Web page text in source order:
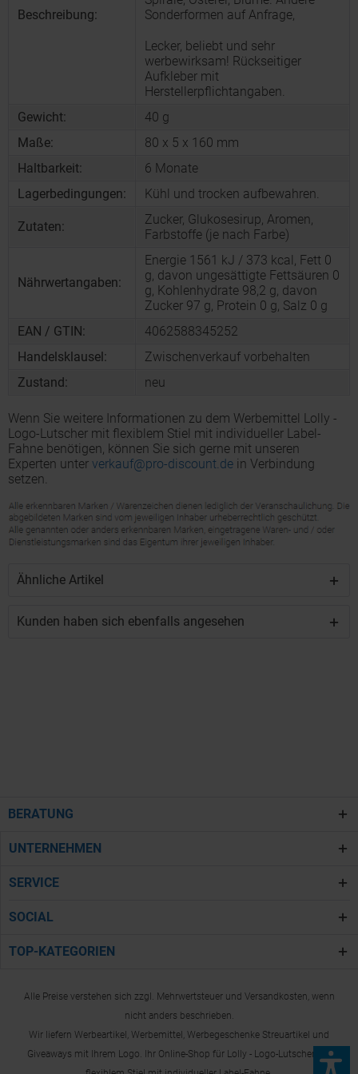
Beschreibung:
Sonderformen auf Anfrage,
Lecker, beliebt und sehr
werbewirksam! Rückseitiger
Aufkleber mit
Herstellerpflichtangaben.
Gewicht:
40 g
Maße:
80 x 5 x 160 mm
Haltbarkeit:
6 Monate
Lagerbedingungen:
Kühl und trocken aufbewahren.
Zutaten:
Zucker, Glukosesirup, Aromen,
Farbstoffe (je nach Farbe)
Nährwertangaben:
Energie 1561 kJ / 373 kcal, Fett 0
g, davon ungesättigte Fettsäuren 0
g, Kohlenhydrate 98,2 g, davon
Zucker 97 g, Protein 0 g, Salz 0 g
EAN / GTIN:
4062588345252
Handelsklausel:
Zwischenverkauf vorbehalten
Zustand:
neu
Wenn Sie weitere Informationen zu dem Werbemittel Lolly -
Logo-Lutscher mit flexiblem Stiel mit individueller Label-
Fahne benötigen, können Sie sich gerne mit unseren
Experten unter verkauf@pro-discount.de in Verbindung
setzen.
Ähnliche Artikel
Kunden haben sich ebenfalls angesehen
BERATUNG
UNTERNEHMEN
SERVICE
SOCIAL
TOP-KATEGORIEN
Alle Preise verstehen sich zzgl. Mehrwertsteuer und Versandkosten, wenn
nicht anders beschrieben.
Wir liefern Werbeartikel, Werbemittel, Werbegeschenke Streuartikel und
Giveaways mit Ihrem Logo. Ihr Online-Shop für Lolly - Logo-Lutscher mit